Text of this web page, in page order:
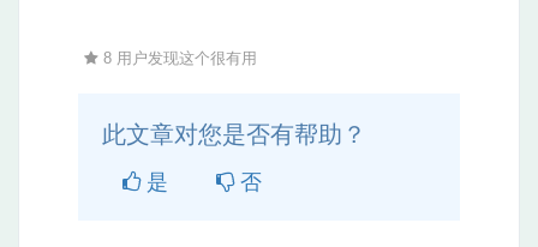
8 用户发现这个很有用
此文章对您是否有帮助？
是 否